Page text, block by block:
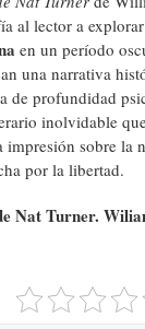
al lector a
en un período
una narrativa
de profundidad
inolvidable
impresión sobre la
por la libertad.
Nat Turner.